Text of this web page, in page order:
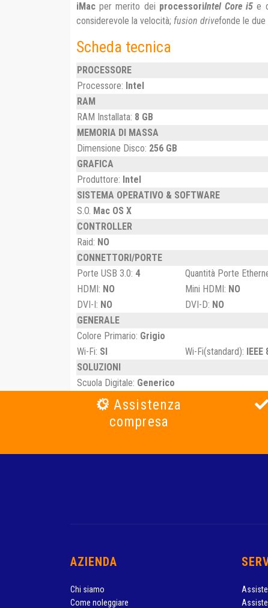
iMacper merito dei processoriIntel Core i5e
considerevole la velocità; fusion drivefonde le
Scheda tecnica
PROCESSORE
Processore: Intel
RAM
RAM Installata: 8 GB
MEMORIA DI MASSA
Dimensione Disco: 256 GB
GRAFICA
Produttore: Intel
SISTEMA OPERATIVO & SOFTWARE
S.O. Mac OS X
CONTROLLER
Raid: NO
CONNETTORI/PORTE
Porte USB 3.0: 4 Quantità Porte
HDMI: NO Mini HDMI: NO
DVI-I: NO DVI-D: NO
GENERALE
Colore Primario: Grigio
Wi-Fi: SI Wi-Fi(standard):
SOLUZIONI
Scuola Digitale: Generico
Assistenza
compresa
AZIENDA
Chi siamo
Come noleggiare